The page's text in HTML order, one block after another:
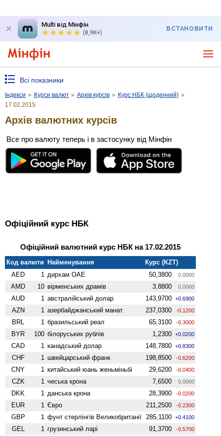
Multi від Мінфін
(8,9K+)
ВСТАНОВИТИ
Всі показники
Індекси » Курси валют » Архів курсів » Курс НБК (щоденний) »
17.02.2015
Архів валютних курсів
Все про валюту теперь і в застосунку від Мінфін
Офіційний курс НБК
Офіційний валютний курс НБК на 17.02.2015
Код валюти Найменування
Курс (KZT)
AED
1 дирхам ОАЕ 50,3800 0.0000
AMD 10 вiрменських драмів 3,8800 0.0000
AUD 1 австралійський долар 143,9700 +0.6900
AZN 1 азербайджанський манат 237,0300 -0.1200
BRL 1 бразильський реал 65,3100 -0.3000
BYR 100 білоруських рублів 1,2300 +0.0200
CAD 1 канадський долар 148,7800 +0.8300
CHF 1 швейцарський франк 198,8500 -0.6200
CNY 1 китайський юань женьмiньбi 29,6200 -0.0400
CZK 1 чеська крона 7,6500 0.0000
DKK 1 данська крона 28,3900 -0.0200
EUR 1 Євро 211,2500 -0.2300
GBP 1 фунт стерлінгів Велико­британії 285,1100 +0.4100
GEL 1 грузинський ларі 91,3700 -0.5700